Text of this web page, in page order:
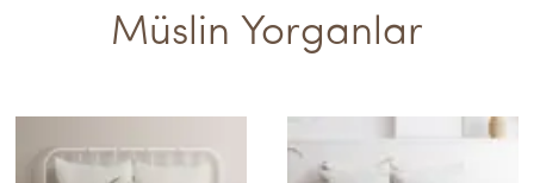
Müslin Yorganlar